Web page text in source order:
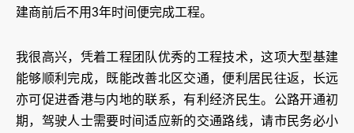
建商前后不用3年时间便完成工程。
我很高兴，凭着工程团队优秀的工程技术，这项大型基建
能够顺利完成，既能改善北区交通，便利居民往返，长远
亦可促进香港与内地的联系，有利经济民生。公路开通初
期，驾驶人士需要时间适应新的交通路线，请市民务必小